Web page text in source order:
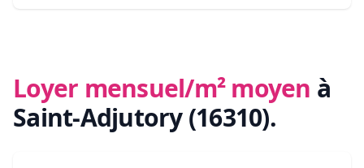
Loyer mensuel/m² moyen à
Saint-Adjutory (16310).